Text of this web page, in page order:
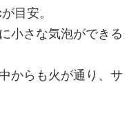
目安。
小さな気泡ができる
からも火が通り、サ